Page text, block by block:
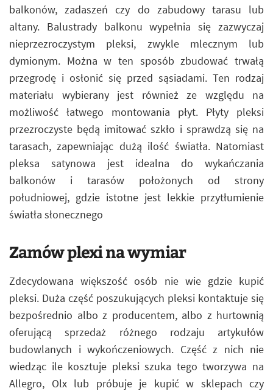
balkonów, zadaszeń czy do zabudowy tarasu lub
altany. Balustrady balkonu wypełnia się zazwyczaj
nieprzezroczystym pleksi, zwykle mlecznym lub
dymionym. Można w ten sposób zbudować trwałą
przegrodę i osłonić się przed sąsiadami. Ten rodzaj
materiału wybierany jest również ze względu na
możliwość łatwego montowania płyt. Płyty pleksi
przezroczyste będą imitować szkło i sprawdzą się na
tarasach, zapewniając dużą ilość światła. Natomiast
pleksa satynowa jest idealna do wykańczania
balkonów i tarasów położonych od strony
południowej, gdzie istotne jest lekkie przytłumienie
światła słonecznego
Zamów plexi na wymiar
Zdecydowana większość osób nie wie gdzie kupić
pleksi. Duża część poszukujących pleksi kontaktuje się
bezpośrednio albo z producentem, albo z hurtownią
oferującą sprzedaż różnego rodzaju artykułów
budowlanych i wykończeniowych. Część z nich nie
wiedząc ile kosztuje pleksi szuka tego tworzywa na
Allegro, Olx lub próbuje je kupić w sklepach czy